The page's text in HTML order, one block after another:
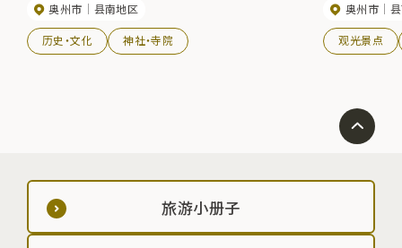
奥州市 县南地区
历史・文化 神社・寺院
奥州市
观光景点
旅游小册子